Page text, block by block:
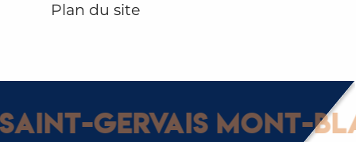
Plan du site
Gervais Mont-